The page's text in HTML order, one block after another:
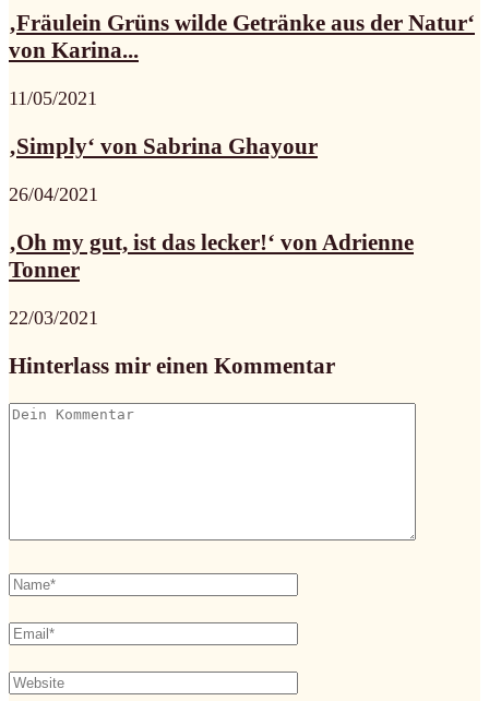
‚Fräulein Grüns wilde Getränke aus der Natur‘
von Karina...
11/05/2021
‚Simply‘ von Sabrina Ghayour
26/04/2021
‚Oh my gut, ist das lecker!‘ von Adrienne
Tonner
22/03/2021
Hinterlass mir einen Kommentar